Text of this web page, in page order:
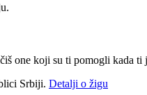
one koji su ti pomogli kada
Srbiji. Detalji o žigu